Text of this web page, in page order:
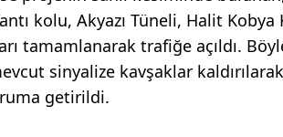
kolu, Akyazı Tüneli, Halit
tamamlanarak trafiğe açıldı.
sinyalize kavşaklar
getirildi.